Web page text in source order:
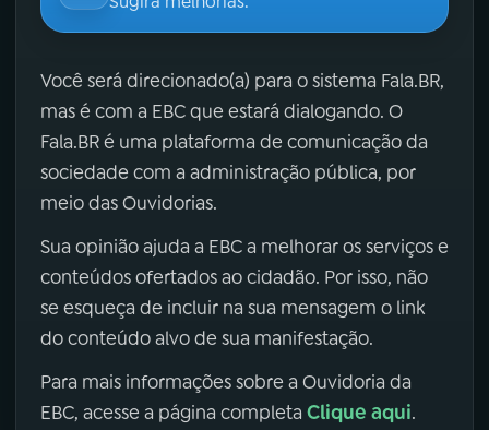
Você será direcionado(a) para o sistema Fala.BR,
mas é com a EBC que estará dialogando. O
Fala.BR é uma plataforma de comunicação da
sociedade com a administração pública, por
meio das Ouvidorias.
Sua opinião ajuda a EBC a melhorar os serviços e
conteúdos ofertados ao cidadão. Por isso, não
se esqueça de incluir na sua mensagem o link
do conteúdo alvo de sua manifestação.
Para mais informações sobre a Ouvidoria da
EBC, acesse a página completa Clique aqui.